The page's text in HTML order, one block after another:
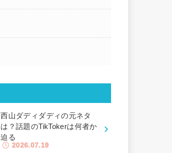
西山ダディダディの元ネタ
は？話題のTikTokerは何者か
迫る
2026.07.19